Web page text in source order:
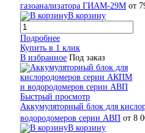
газоанализатора ГИАМ-29М от
В корзину
Подробнее
Купить в 1 клик
В избранное Под заказ
Быстрый просмотр
Аккумуляторный блок для
водородомеров серии АВП от 8
В корзину